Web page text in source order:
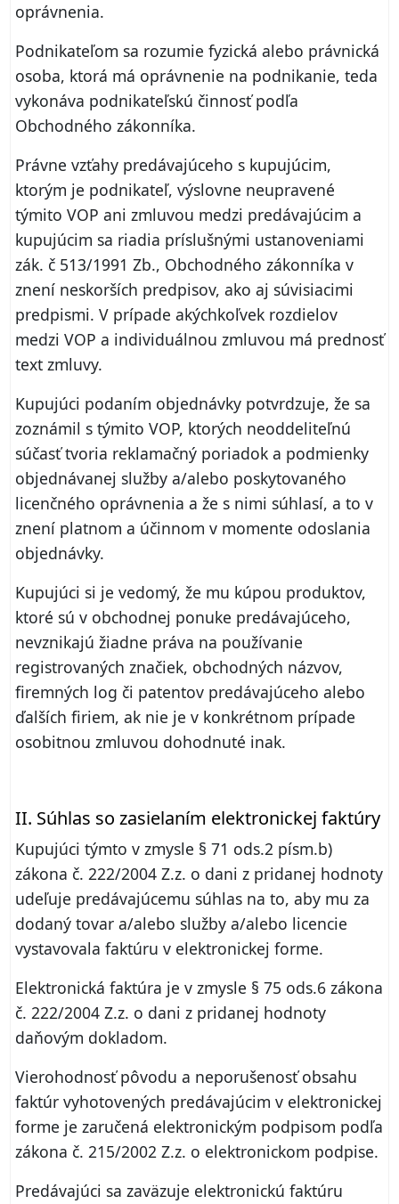
oprávnenia.
Podnikateľom sa rozumie fyzická alebo právnická
osoba, ktorá má oprávnenie na podnikanie, teda
vykonáva podnikateľskú činnosť podľa
Obchodného zákonníka.
Právne vzťahy predávajúceho s kupujúcim,
ktorým je podnikateľ, výslovne neupravené
týmito VOP ani zmluvou medzi predávajúcim a
kupujúcim sa riadia príslušnými ustanoveniami
zák. č 513/1991 Zb., Obchodného zákonníka v
znení neskorších predpisov, ako aj súvisiacimi
predpismi. V prípade akýchkoľvek rozdielov
medzi VOP a individuálnou zmluvou má prednosť
text zmluvy.
Kupujúci podaním objednávky potvrdzuje, že sa
zoznámil s týmito VOP, ktorých neoddeliteľnú
súčasť tvoria reklamačný poriadok a podmienky
objednávanej služby a/alebo poskytovaného
licenčného oprávnenia a že s nimi súhlasí, a to v
znení platnom a účinnom v momente odoslania
objednávky.
Kupujúci si je vedomý, že mu kúpou produktov,
ktoré sú v obchodnej ponuke predávajúceho,
nevznikajú žiadne práva na používanie
registrovaných značiek, obchodných názvov,
firemných log či patentov predávajúceho alebo
ďalších firiem, ak nie je v konkrétnom prípade
osobitnou zmluvou dohodnuté inak.
II. Súhlas so zasielaním elektronickej faktúry
Kupujúci týmto v zmysle § 71 ods.2 písm.b)
zákona č. 222/2004 Z.z. o dani z pridanej hodnoty
udeľuje predávajúcemu súhlas na to, aby mu za
dodaný tovar a/alebo služby a/alebo licencie
vystavovala faktúru v elektronickej forme.
Elektronická faktúra je v zmysle § 75 ods.6 zákona
č. 222/2004 Z.z. o dani z pridanej hodnoty
daňovým dokladom.
Vierohodnosť pôvodu a neporušenosť obsahu
faktúr vyhotovených predávajúcim v elektronickej
forme je zaručená elektronickým podpisom podľa
zákona č. 215/2002 Z.z. o elektronickom podpise.
Predávajúci sa zaväzuje elektronickú faktúru